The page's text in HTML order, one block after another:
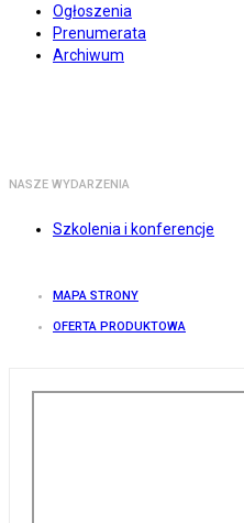
Ogłoszenia
Prenumerata
Archiwum
NASZE WYDARZENIA
Szkolenia i konferencje
MAPA STRONY
OFERTA PRODUKTOWA